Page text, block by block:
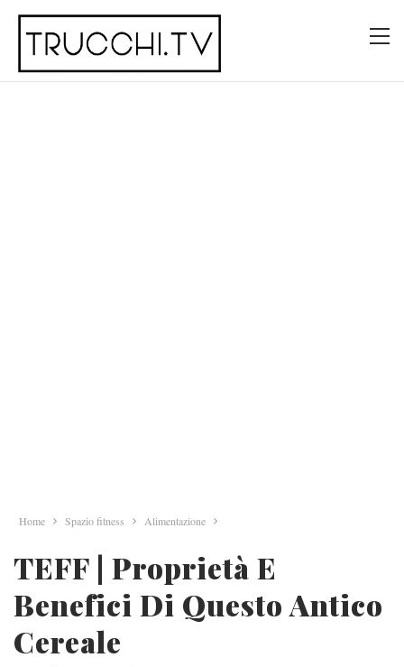
Home Spazio fitness Alimentazione
TEFF | Proprietà E
Benefici Di Questo Antico
Cereale